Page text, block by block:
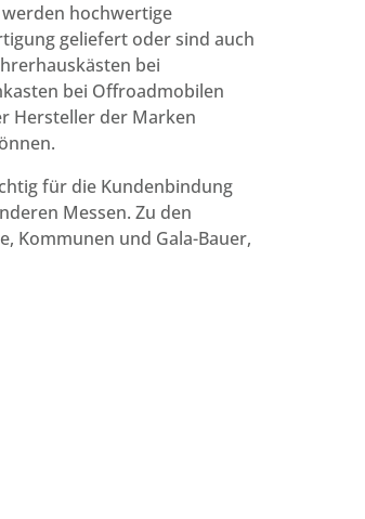
hochwertige
geliefert oder sind auch
bei
bei Offroadmobilen
Hersteller der Marken
für die Kundenbindung
Messen. Zu den
Kommunen und Gala-Bauer,